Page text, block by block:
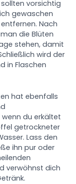
sollten vorsichtig
gewaschen
Nach
die Blüten
stehen, damit
wird der
in Flaschen
hat ebenfalls
du erkältet
getrockneter
Lass den
ihn pur oder
verwöhnst dich